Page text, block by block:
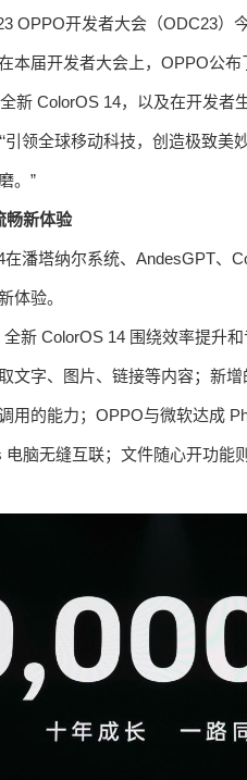
OPPO开发者大会（ODC23）
本届开发者大会上，OPPO公
新 ColorOS 14，以及在开发者
引领全球移动科技，创造极致美
。”
畅新体验
潘塔纳尔系统、AndesGPT、
体验。
新 ColorOS 14 围绕效率提升
文字、图片、链接等内容；新
用的能力；OPPO与微软达成
脑无缝互联；文件随心开功